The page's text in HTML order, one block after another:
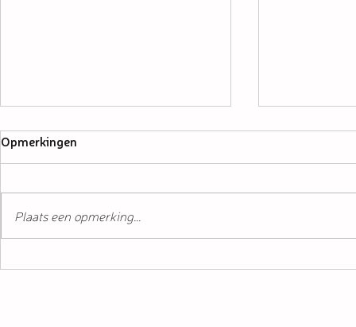
Opmerkingen
Plaats een opmerking...